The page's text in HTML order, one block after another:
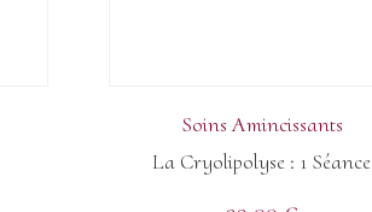
Soins Amincissants
La Cryolipolyse : 1 Séance